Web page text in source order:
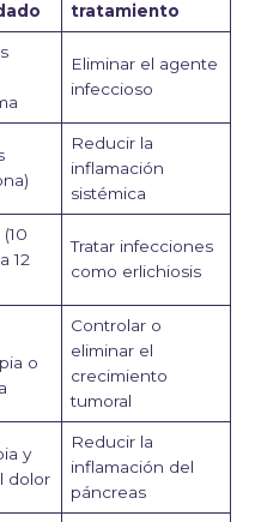
tratamiento
Eliminar el agente
infeccioso
Reducir la
inflamación
sistémica
12
Tratar infecciones
como erlichiosis
o
Controlar o
eliminar el
crecimiento
tumoral
y
dolor
Reducir la
inflamación del
páncreas